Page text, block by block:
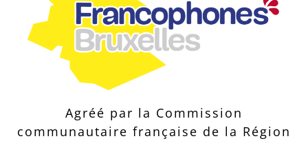
Agréé par la Commission
communautaire française de la Région